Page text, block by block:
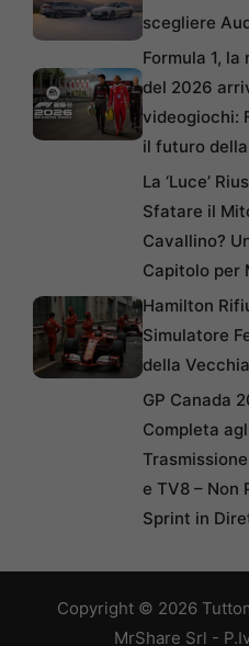
scegliere
Formula 1,
del 2026
videogiochi:
il futuro
La ‘Luce’
Sfatare il
Cavallino?
Capitolo per
Hamilton
Simulatore
della
GP Canada
Completa
e TV8 – Non
Sprint in
Copyright © 2026
MrShare Srl -